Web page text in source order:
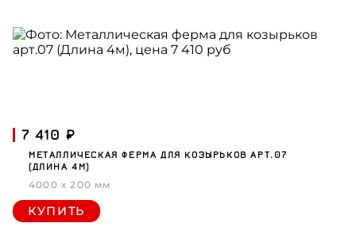
7 410 ₽
МЕТАЛЛИЧЕСКАЯ ФЕРМА ДЛЯ КОЗЫРЬКОВ АРТ.07
(ДЛИНА 4М)
4000 x 200 мм
КУПИТЬ